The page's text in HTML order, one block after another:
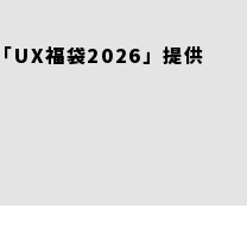
UX福袋2026」提供